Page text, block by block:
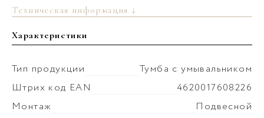
Техническая информация ↓
Характеристики
Тип продукции
Тумба с умывальником
Штрих код EAN
4620017608226
Монтаж
Подвесной